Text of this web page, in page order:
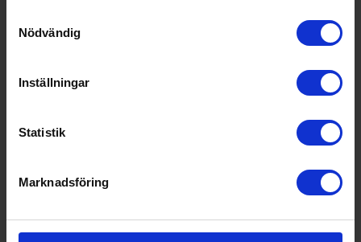
Nödvändig
Inställningar
Statistik
Marknadsföring
Tollco
Golvskydd
990:-